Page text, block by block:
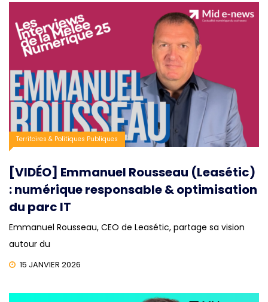
Territoires & Politiques Publiques
[VIDÉO] Emmanuel Rousseau (Leasétic)
: numérique responsable & optimisation
du parc IT
Emmanuel Rousseau, CEO de Leasétic, partage sa vision
autour du
15 JANVIER 2026